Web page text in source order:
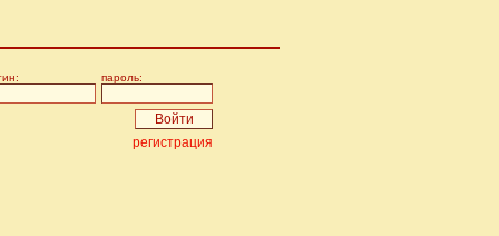
пароль:
регистрация